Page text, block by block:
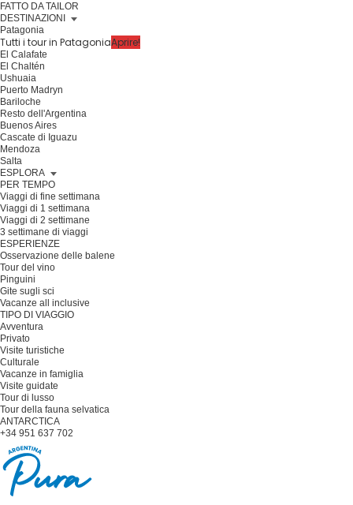
FATTO DA TAILOR
DESTINAZIONI
Patagonia
Tutti i tour in PatagoniaAprire!
El Calafate
El Chaltén
Ushuaia
Puerto Madryn
Bariloche
Resto dell'Argentina
Buenos Aires
Cascate di Iguazu
Mendoza
Salta
ESPLORA
PER TEMPO
Viaggi di fine settimana
Viaggi di 1 settimana
Viaggi di 2 settimane
3 settimane di viaggi
ESPERIENZE
Osservazione delle balene
Tour del vino
Pinguini
Gite sugli sci
Vacanze all inclusive
TIPO DI VIAGGIO
Avventura
Privato
Visite turistiche
Culturale
Vacanze in famiglia
Visite guidate
Tour di lusso
Tour della fauna selvatica
ANTARCTICA
+34 951 637 702